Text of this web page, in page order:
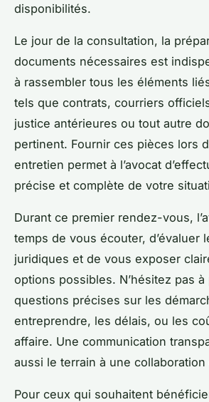
disponibilités.
Le jour de la consultation, la
documents nécessaires est
à rassembler tous les éléments
tels que contrats, courriers
justice antérieures ou tout autre
pertinent. Fournir ces pièces lors
entretien permet à l’avocat
précise et complète de votre
Durant ce premier rendez-vous,
temps de vous écouter, d’évaluer
juridiques et de vous exposer
options possibles. N’hésitez pas
questions précises sur les
entreprendre, les délais, ou les
affaire. Une communication
aussi le terrain à une
Pour ceux qui souhaitent